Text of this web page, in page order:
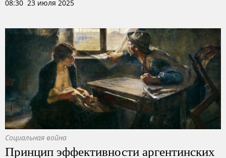
08:30 23 июля 2025
Социальная война
Принцип эффективности аргентинских